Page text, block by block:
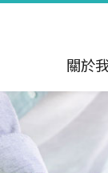
關於